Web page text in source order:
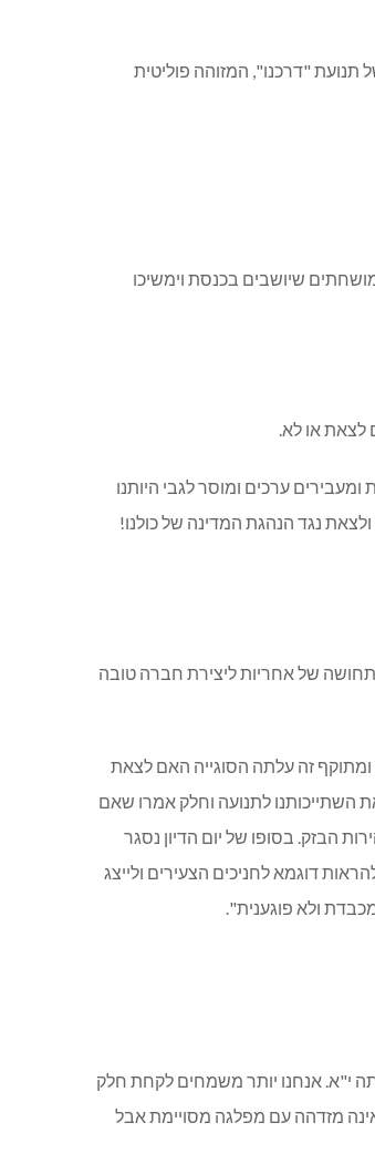
"דרכנו", המזוהה פוליטית
שיושבים בכנסת וימשיכו
לצאת או לא.
ערכים ומוסר לגבי היותנו
נגד הנהגת המדינה של כולנו!
תחושה של אחריות ליצירת חברה טובה
ומתוקף זה עלתה הסוגייה האם לצאת
השתייכותנו לתנועה וחלק אמרו שאם
הבזק. בסופו של יום הדיון נסגר
דוגמא לחניכים הצעירים ולייצג
ולא פוגענית".
י"א. אנחנו יותר משמחים לקחת חלק
אינה מזדהה עם מפלגה מסויימת אבל